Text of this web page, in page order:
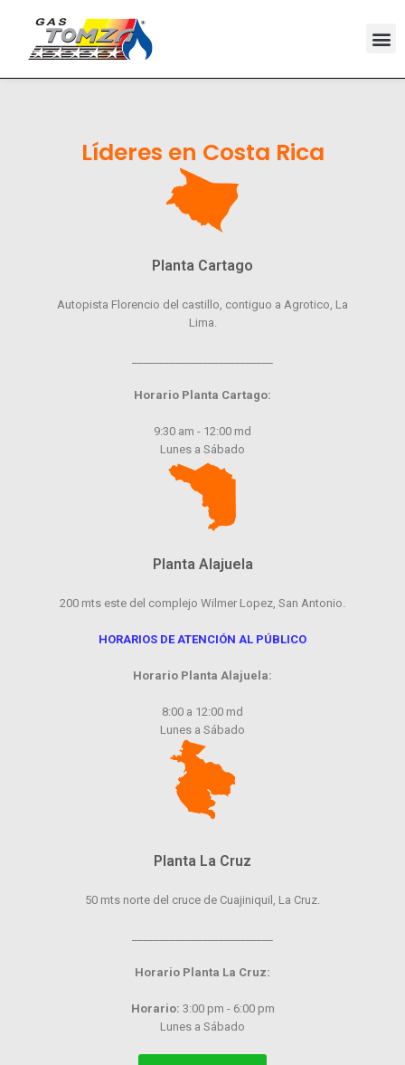
NOTABLE
Tu mejor opción en Gas Lp, gracias a una
trayectoria construida sobre la excelencia.
Líderes en Costa Rica
Planta Cartago
Autopista Florencio del castillo, contiguo a Agrotico, La
Lima.
Horario Planta Cartago:
9:30 am - 12:00 md
Lunes a Sábado
Planta Alajuela
200 mts este del complejo Wilmer Lopez, San Antonio.
HORARIOS DE ATENCIÓN AL PÚBLICO
Horario Planta Alajuela:
8:00 a 12:00 md
Lunes a Sábado
Planta La Cruz
50 mts norte del cruce de Cuajiniquil, La Cruz.
Horario Planta La Cruz:
Horario: 3:00 pm - 6:00 pm
Lunes a Sábado